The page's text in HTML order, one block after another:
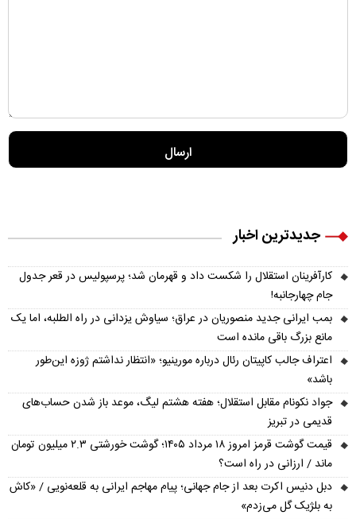
جدیدترین اخبار
کارآفرینان استقلال را شکست داد و قهرمان شد؛ پرسپولیس در قعر جدول
جام چهارجانبه!
بمب ایرانی جدید منصوریان در عراق؛ سیاوش یزدانی در راه الطلبه، اما یک
مانع بزرگ باقی مانده است
اعتراف جالب کاپیتان رئال درباره مورینیو؛ «انتظار نداشتم ژوزه این‌طور
باشد»
جواد نکونام مقابل استقلال؛ هفته هشتم لیگ، موعد باز شدن حساب‌های
قدیمی در تبریز
قیمت گوشت قرمز امروز ۱۸ مرداد ۱۴۰۵؛ گوشت خورشتی ۲.۳ میلیون تومان
ماند / ارزانی در راه است؟
دبل دنیس اکرت بعد از جام جهانی؛ پیام مهاجم ایرانی به قلعه‌نویی / «کاش
به بلژیک گل می‌زدم»